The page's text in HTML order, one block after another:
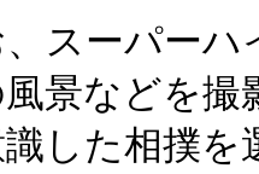
スーパーハ
風景などを
した相撲を